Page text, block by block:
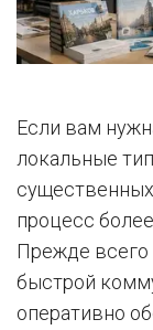
Если вам
локальные
процесс
Прежде всего
быстрой
оперативно